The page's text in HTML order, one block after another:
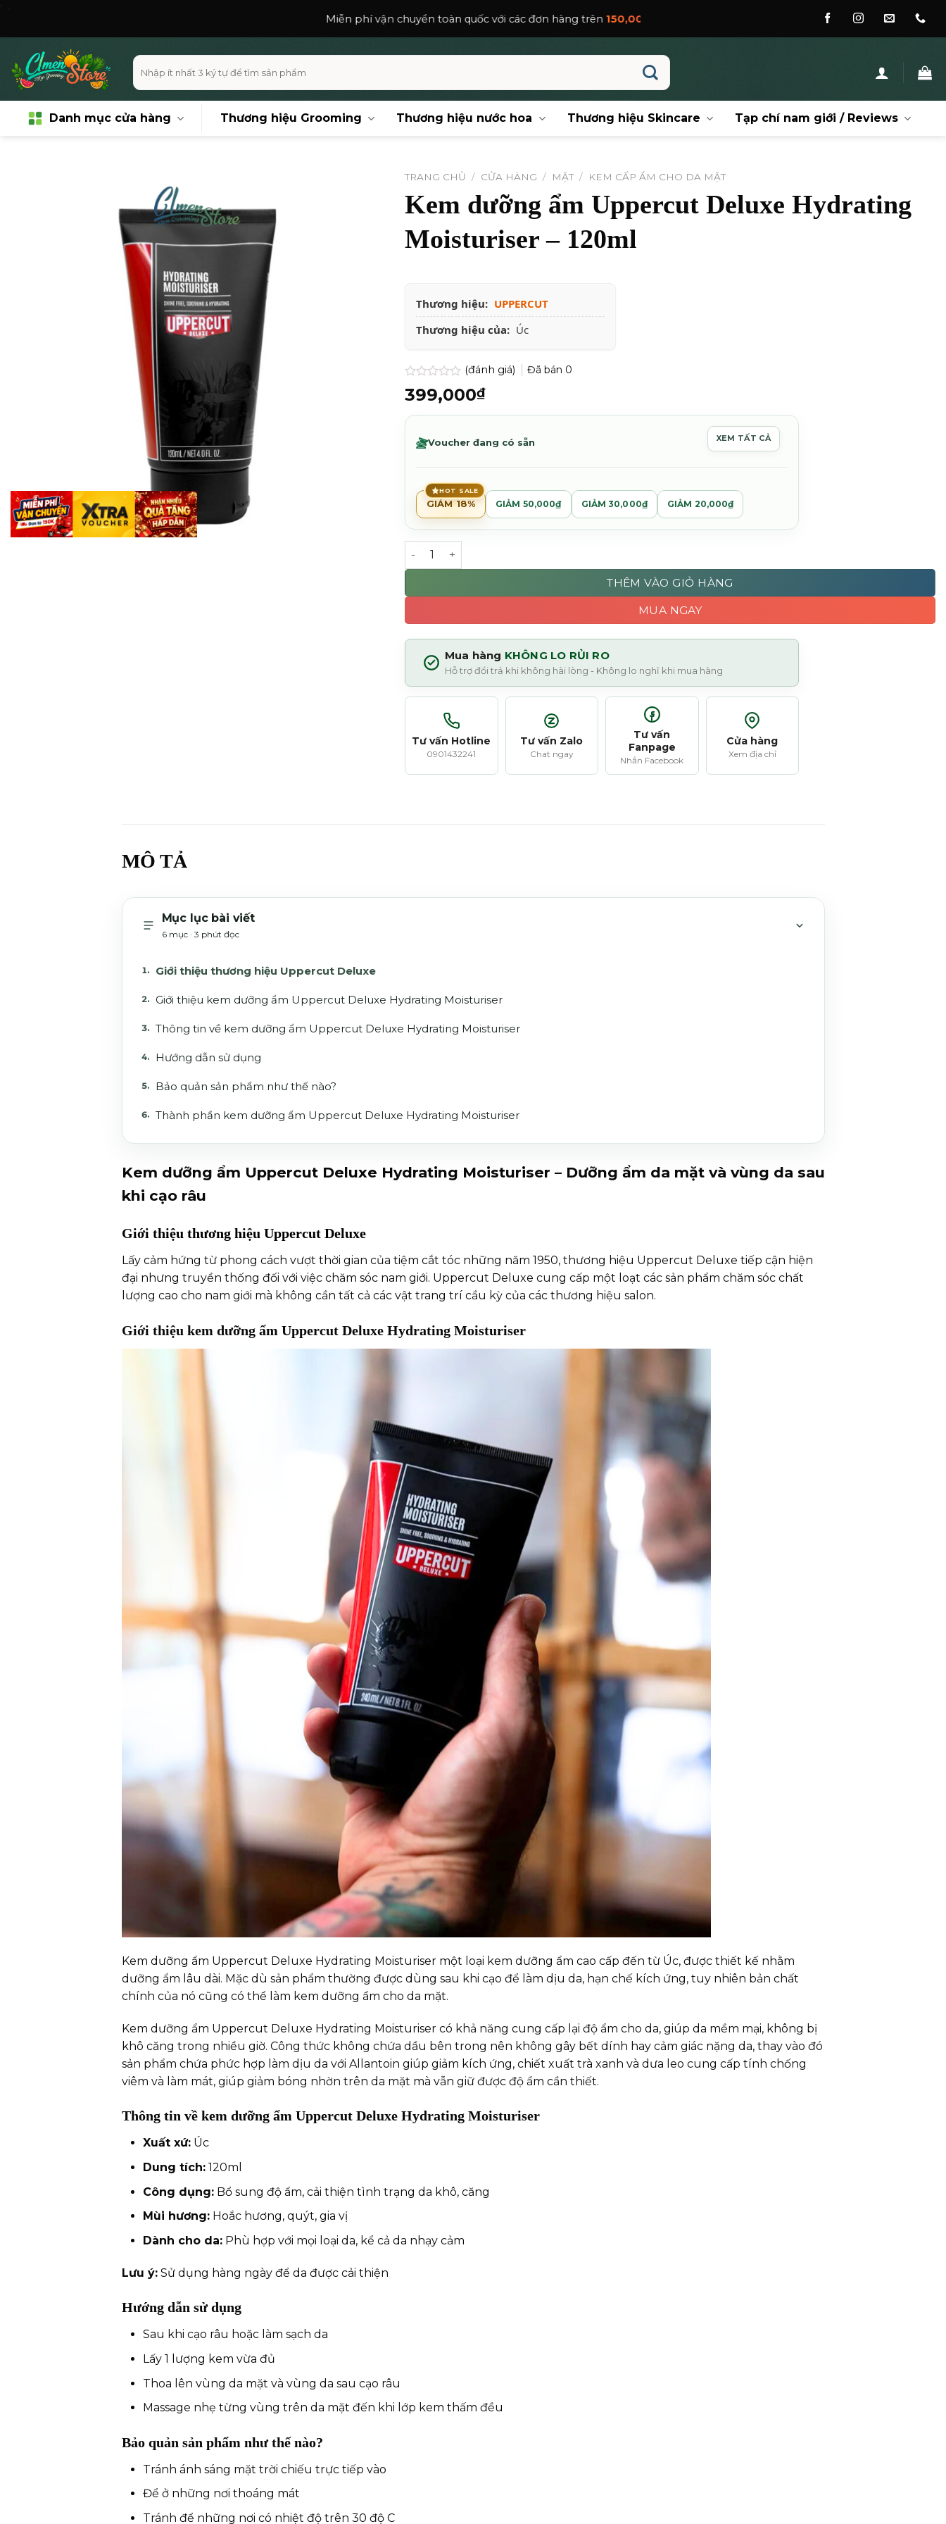
Miễn phí vận chuyển toàn quốc với các đơn hàng trên150,000₫.
Tìm
kiếm:
Danh mục cửa hàng Thương hiệu Grooming Thương hiệu nước hoa Thương hiệu Skincare Tạp chí nam giới / Reviews
TRANG CHỦ / CỬA HÀNG / MẶT / KEM CẤP ẨM CHO DA MẶT
Kem dưỡng ẩm Uppercut Deluxe Hydrating
Moisturiser – 120ml
Thương hiệu: UPPERCUT
Thương hiệu của: Úc
Được
xếp
0.0
sao
(đánh giá) Đã bán 0
399,000₫
Voucher đang có sẵn XEM TẤT CẢ
HOT SALE
GIẢM 18% GIẢM 50,000₫ GIẢM 30,000₫ GIẢM 20,000₫
Kem dưỡng ẩm Uppercut Deluxe Hydrating Moisturiser - 120ml số lượng
THÊM VÀO GIỎ HÀNG
MUA NGAY
Mua hàng KHÔNG LO RỦI RO
Hỗ trợ đổi trả khi không hài lòng - Không lo nghĩ khi mua hàng
Tư vấn Hotline
0901432241
Tư vấn Zalo
Chat ngay
Tư vấn
Fanpage
Nhắn Facebook
Cửa hàng
Xem địa chỉ
MÔ TẢ
Mục lục bài viết
6 mục · 3 phút đọc
Giới thiệu thương hiệu Uppercut Deluxe
Giới thiệu kem dưỡng ẩm Uppercut Deluxe Hydrating Moisturiser
Thông tin về kem dưỡng ẩm Uppercut Deluxe Hydrating Moisturiser
Hướng dẫn sử dụng
Bảo quản sản phẩm như thế nào?
Thành phần kem dưỡng ẩm Uppercut Deluxe Hydrating Moisturiser
Kem dưỡng ẩm Uppercut Deluxe Hydrating Moisturiser – Dưỡng ẩm da mặt và vùng da sau
khi cạo râu
Giới thiệu thương hiệu Uppercut Deluxe
Lấy cảm hứng từ phong cách vượt thời gian của tiệm cắt tóc những năm 1950, thương hiệu Uppercut Deluxe tiếp cận hiện
đại nhưng truyền thống đối với việc chăm sóc nam giới. Uppercut Deluxe cung cấp một loạt các sản phẩm chăm sóc chất
lượng cao cho nam giới mà không cần tất cả các vật trang trí cầu kỳ của các thương hiệu salon.
Giới thiệu kem dưỡng ẩm Uppercut Deluxe Hydrating Moisturiser
Kem dưỡng ẩm Uppercut Deluxe Hydrating Moisturiser một loại kem dưỡng ẩm cao cấp đến từ Úc, được thiết kế nhằm
dưỡng ẩm lâu dài. Mặc dù sản phẩm thường được dùng sau khi cạo để làm dịu da, hạn chế kích ứng, tuy nhiên bản chất
chính của nó cũng có thể làm kem dưỡng ẩm cho da mặt.
Kem dưỡng ẩm Uppercut Deluxe Hydrating Moisturiser có khả năng cung cấp lại độ ẩm cho da, giúp da mềm mại, không bị
khô căng trong nhiều giờ. Công thức không chứa dầu bên trong nên không gây bết dính hay cảm giác nặng da, thay vào đó
sản phẩm chứa phức hợp làm dịu da với Allantoin giúp giảm kích ứng, chiết xuất trà xanh và dưa leo cung cấp tính chống
viêm và làm mát, giúp giảm bóng nhờn trên da mặt mà vẫn giữ được độ ẩm cần thiết.
Thông tin về kem dưỡng ẩm Uppercut Deluxe Hydrating Moisturiser
Xuất xứ:Úc
Dung tích:120ml
Công dụng:Bổ sung độ ẩm, cải thiện tình trạng da khô, căng
Mùi hương:Hoắc hương, quýt, gia vị
Dành cho da:Phù hợp với mọi loại da, kể cả da nhạy cảm
Lưu ý:Sử dụng hàng ngày để da được cải thiện
Hướng dẫn sử dụng
Sau khi cạo râu hoặc làm sạch da
Lấy 1 lượng kem vừa đủ
Thoa lên vùng da mặt và vùng da sau cạo râu
Massage nhẹ từng vùng trên da mặt đến khi lớp kem thấm đều
Bảo quản sản phẩm như thế nào?
Tránh ánh sáng mặt trời chiếu trực tiếp vào
Để ở những nơi thoáng mát
Tránh để những nơi có nhiệt độ trên 30 độ C